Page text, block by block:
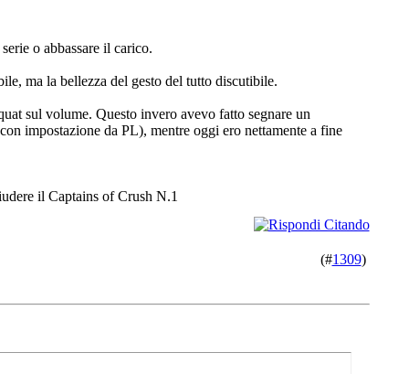
o abbassare il carico.
ma la bellezza del gesto del tutto discutibile.
sul volume. Questo invero avevo fatto segnare un
impostazione da PL), mentre oggi ero nettamente a fine
il Captains of Crush N.1
(#1309)